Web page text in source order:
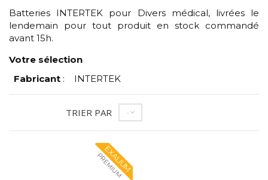
Batteries INTERTEK pour Divers médical, livrées le
lendemain pour tout produit en stock commandé
avant 15h.
Votre sélection
Fabricant : INTERTEK
TRIER PAR --
EXALIUM
PREMIUM